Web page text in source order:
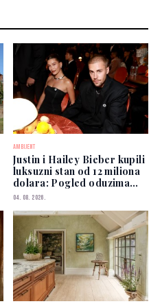
AMBIJENT
Justin i Hailey Bieber kupili
luksuzni stan od 12 miliona
dolara: Pogled oduzima
dah
04. 08. 2026.